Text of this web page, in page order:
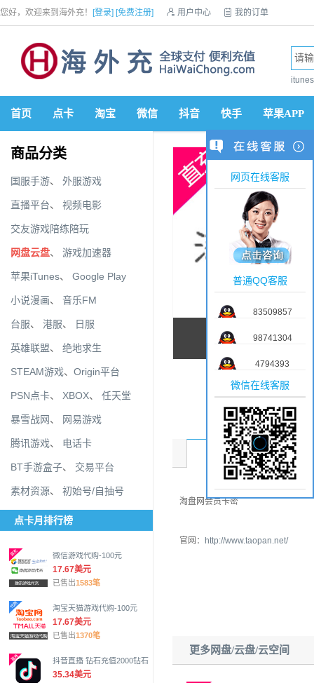
您好，欢迎来到海外充！ [登录] [免费注册]  用户中心  我的订单
首页 点卡 淘宝 微信 抖音 快手 苹果APP
商品分类
国服手游、 外服游戏
直播平台、 视频电影
交友游戏陪练陪玩
网盘云盘、 游戏加速器
苹果iTunes、 Google Play
小说漫画、 音乐FM
台服、 港服、 日服
英雄联盟、 绝地求生
STEAM游戏、 Origin平台
PSN点卡、 XBOX、 任天堂
暴雪战网、 网易游戏
腾讯游戏、 电话卡
BT手游盒子、 交易平台
素材资源、 初始号/自抽号
点卡月排行榜
微信游戏代购-100元
17.67美元
已售出1583笔
淘宝天猫游戏代购-100元
17.67美元
已售出1370笔
抖音直播 钻石充值2000钻石
35.34美元
商品介绍
淘盘网会员卡密
官网： http://www.taopan.net/
更多网盘/云盘/云空间
网页在线客服
普通QQ客服
83509857
98741304
4794393
微信在线客服